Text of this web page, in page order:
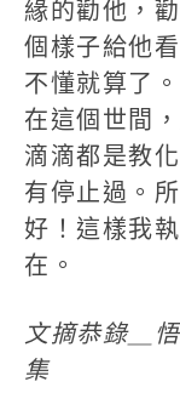
緣的勸他，
個樣子給他
不懂就算了
在這個世間
滴滴都是教
有停止過。
好！這樣我
在。
文摘恭錄＿
集